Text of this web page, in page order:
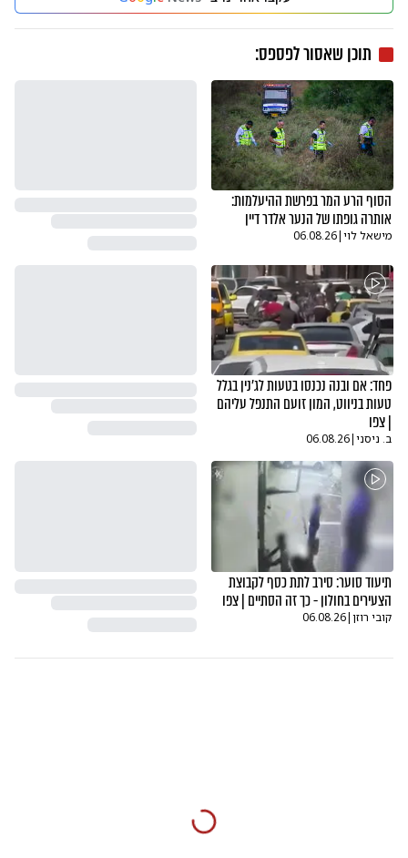
תוכן שאסור לפספס:
הסוף הרע המר בפרשת ההיעלמות:
אותרה גופתו של הנער אלדר דיין
מישאל לוי|
06.08.26
פחד: אם ובנה נכנסו בטעות לג'נין בגלל
טעות בניווט, המון זועם התנפל עליהם
| צפו
ב. ניסני|
06.08.26
תיעוד סוער: סירב לתת כסף לקבוצת
הצעירים בחולון - כך זה הסתיים | צפו
קובי רוזן|
06.08.26